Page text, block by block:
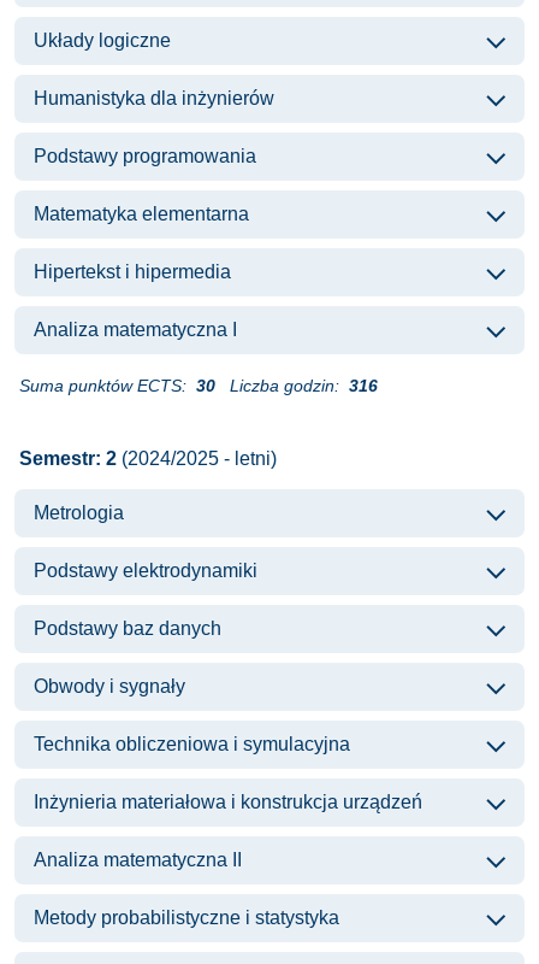
Układy logiczne
Humanistyka dla inżynierów
Podstawy programowania
Matematyka elementarna
Hipertekst i hipermedia
Analiza matematyczna I
Suma punktów ECTS: 30 Liczba godzin: 316
Semestr: 2 (2024/2025 - letni)
Metrologia
Podstawy elektrodynamiki
Podstawy baz danych
Obwody i sygnały
Technika obliczeniowa i symulacyjna
Inżynieria materiałowa i konstrukcja urządzeń
Analiza matematyczna II
Metody probabilistyczne i statystyka